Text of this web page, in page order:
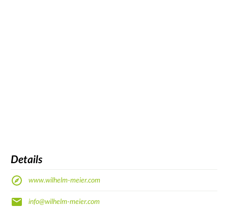
Details
www.wilhelm-meier.com
info@wilhelm-meier.com